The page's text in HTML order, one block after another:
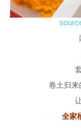
卷土归来
全家